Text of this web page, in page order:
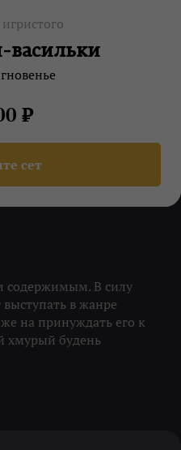
васильки
₽
сет
содержимым. В силу
в жанре
на принуждать его к
хмурый будень